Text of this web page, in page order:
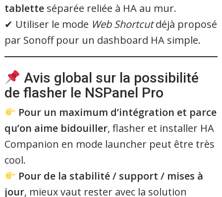
tablette séparée reliée à HA au mur.
✔ Utiliser le mode Web Shortcutdéjà proposé
par Sonoff pour un dashboard HA simple.
Avis global sur la possibilité
de flasher le NSPanel Pro
Pour un maximum d’intégration et parce
qu’on aime bidouiller, flasher et installer HA
Companion en mode launcher peut être très
cool.
Pour de la stabilité / support / mises à
jour, mieux vaut rester avec la solution